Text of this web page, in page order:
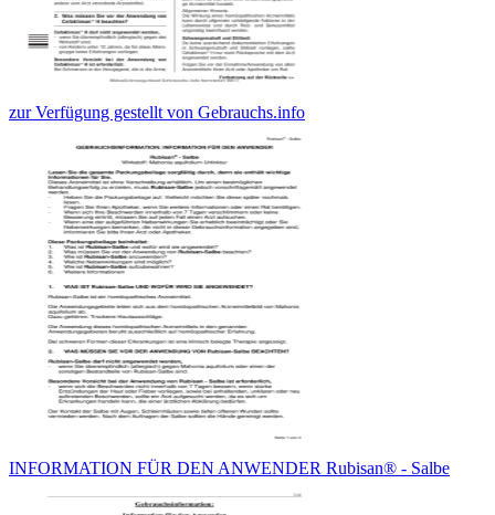
zur Verfügung gestellt von Gebrauchs.info
INFORMATION FÜR DEN ANWENDER Rubisan® - Salbe